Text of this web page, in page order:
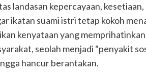
landasan kepercayaan, kesetiaan,
ikatan suami istri tetap kokoh
kenyataan yang
seolah menjadi “penyakit
hancur berantakan.